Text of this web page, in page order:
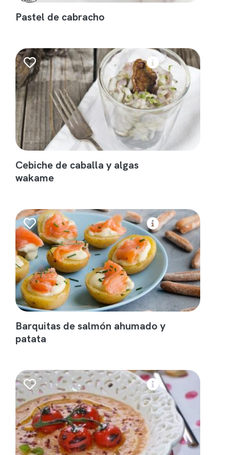
Pastel de cabracho
Cebiche de caballa y algas
wakame
Barquitas de salmón ahumado y
patata